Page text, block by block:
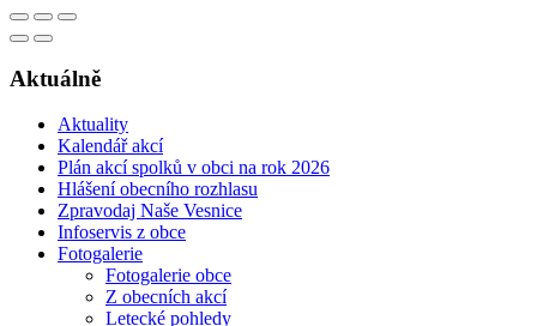
Aktuálně
Aktuality
Kalendář akcí
Plán akcí spolků v obci na rok 2026
Hlášení obecního rozhlasu
Zpravodaj Naše Vesnice
Infoservis z obce
Fotogalerie
Fotogalerie obce
Z obecních akcí
Letecké pohledy